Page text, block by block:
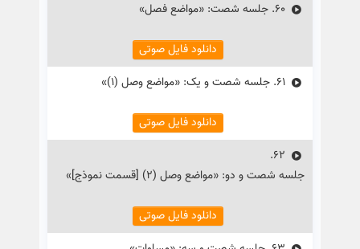
60. جلسه شصت: «مواضع فصل»
دانلود فایل صوتی
61. جلسه شصت و یک: «مواضع وصل (۱)»
دانلود فایل صوتی
62.
جلسه شصت و دو: «مواضع وصل (۲) [قسمت نموذج]»
دانلود فایل صوتی